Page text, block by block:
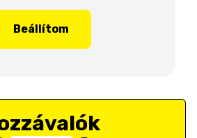
Beállítom